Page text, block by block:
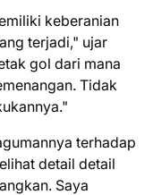
keberanian
terjadi," ujar
gol dari mana
Tidak
terhadap
detail detail
Saya